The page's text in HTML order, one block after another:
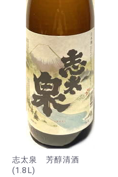
志太泉 芳醇清酒
(1.8L)